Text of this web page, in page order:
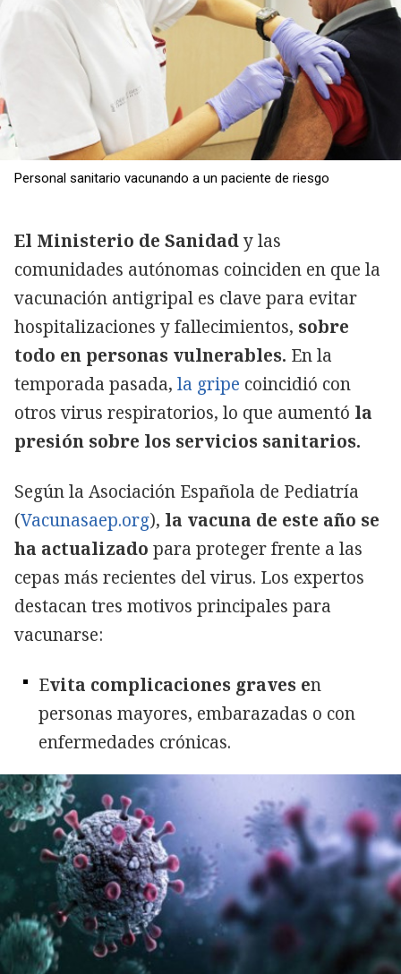
Personal sanitario vacunando a un paciente de riesgo
El Ministerio de Sanidady las
comunidades autónomas coinciden en que la
vacunación antigripal es clave para evitar
hospitalizaciones y fallecimientos, sobre
todo en personas vulnerables. En la
temporada pasada, la gripe coincidió con
otros virus respiratorios, lo que aumentó la
presión sobre los servicios sanitarios.
Según la Asociación Española de Pediatría
(Vacunasaep.org), la vacuna de este año se
ha actualizado para proteger frente a las
cepas más recientes del virus. Los expertos
destacan tres motivos principales para
vacunarse:
Evita complicaciones graves en
personas mayores, embarazadas o con
enfermedades crónicas.